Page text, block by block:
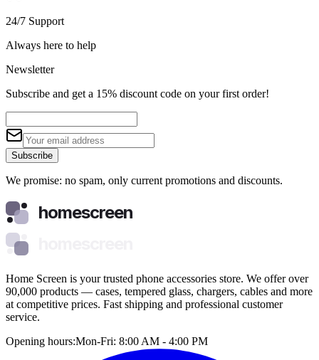
24/7 Support
Always here to help
Newsletter
Subscribe and get a 15% discount code on your first order!
Subscribe
We promise: no spam, only current promotions and discounts.
homescreen
Home Screen is your trusted phone accessories store. We offer over
90,000 products — cases, tempered glass, chargers, cables and more
at competitive prices. Fast shipping and professional customer
service.
Opening hours:Mon-Fri: 8:00 AM - 4:00 PM